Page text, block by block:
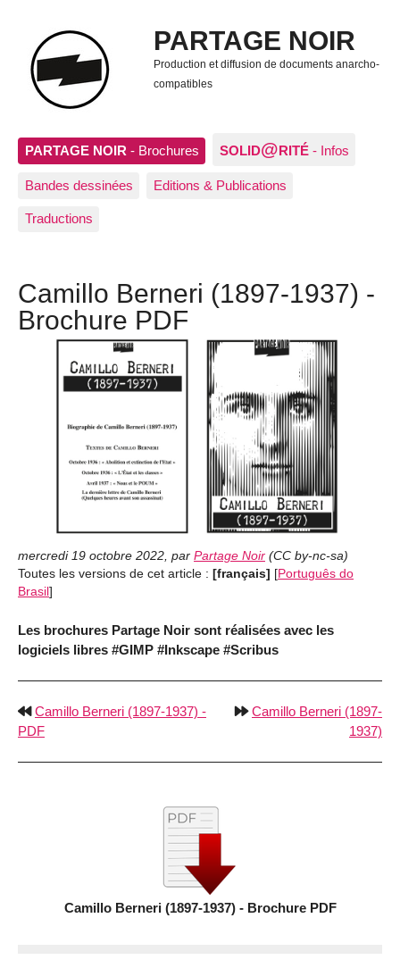
PARTAGE NOIR
Production et diffusion de documents anarcho-
compatibles
PARTAGE NOIR - Brochures SOLID@RITÉ - Infos
Bandes dessinées Editions & Publications
Traductions
Camillo Berneri (1897-1937) -
Brochure PDF
mercredi 19 octobre 2022 par Partage Noir (CC by-nc-sa)
Toutes les versions de cet article : [français] [Português do
Brasil]
Les brochures Partage Noir sont réalisées avec les
logiciels libres #GIMP #Inkscape #Scribus
Camillo Berneri (1897-1937) -
PDF
Camillo Berneri (1897-
1937)
Camillo Berneri (1897-1937) - Brochure PDF